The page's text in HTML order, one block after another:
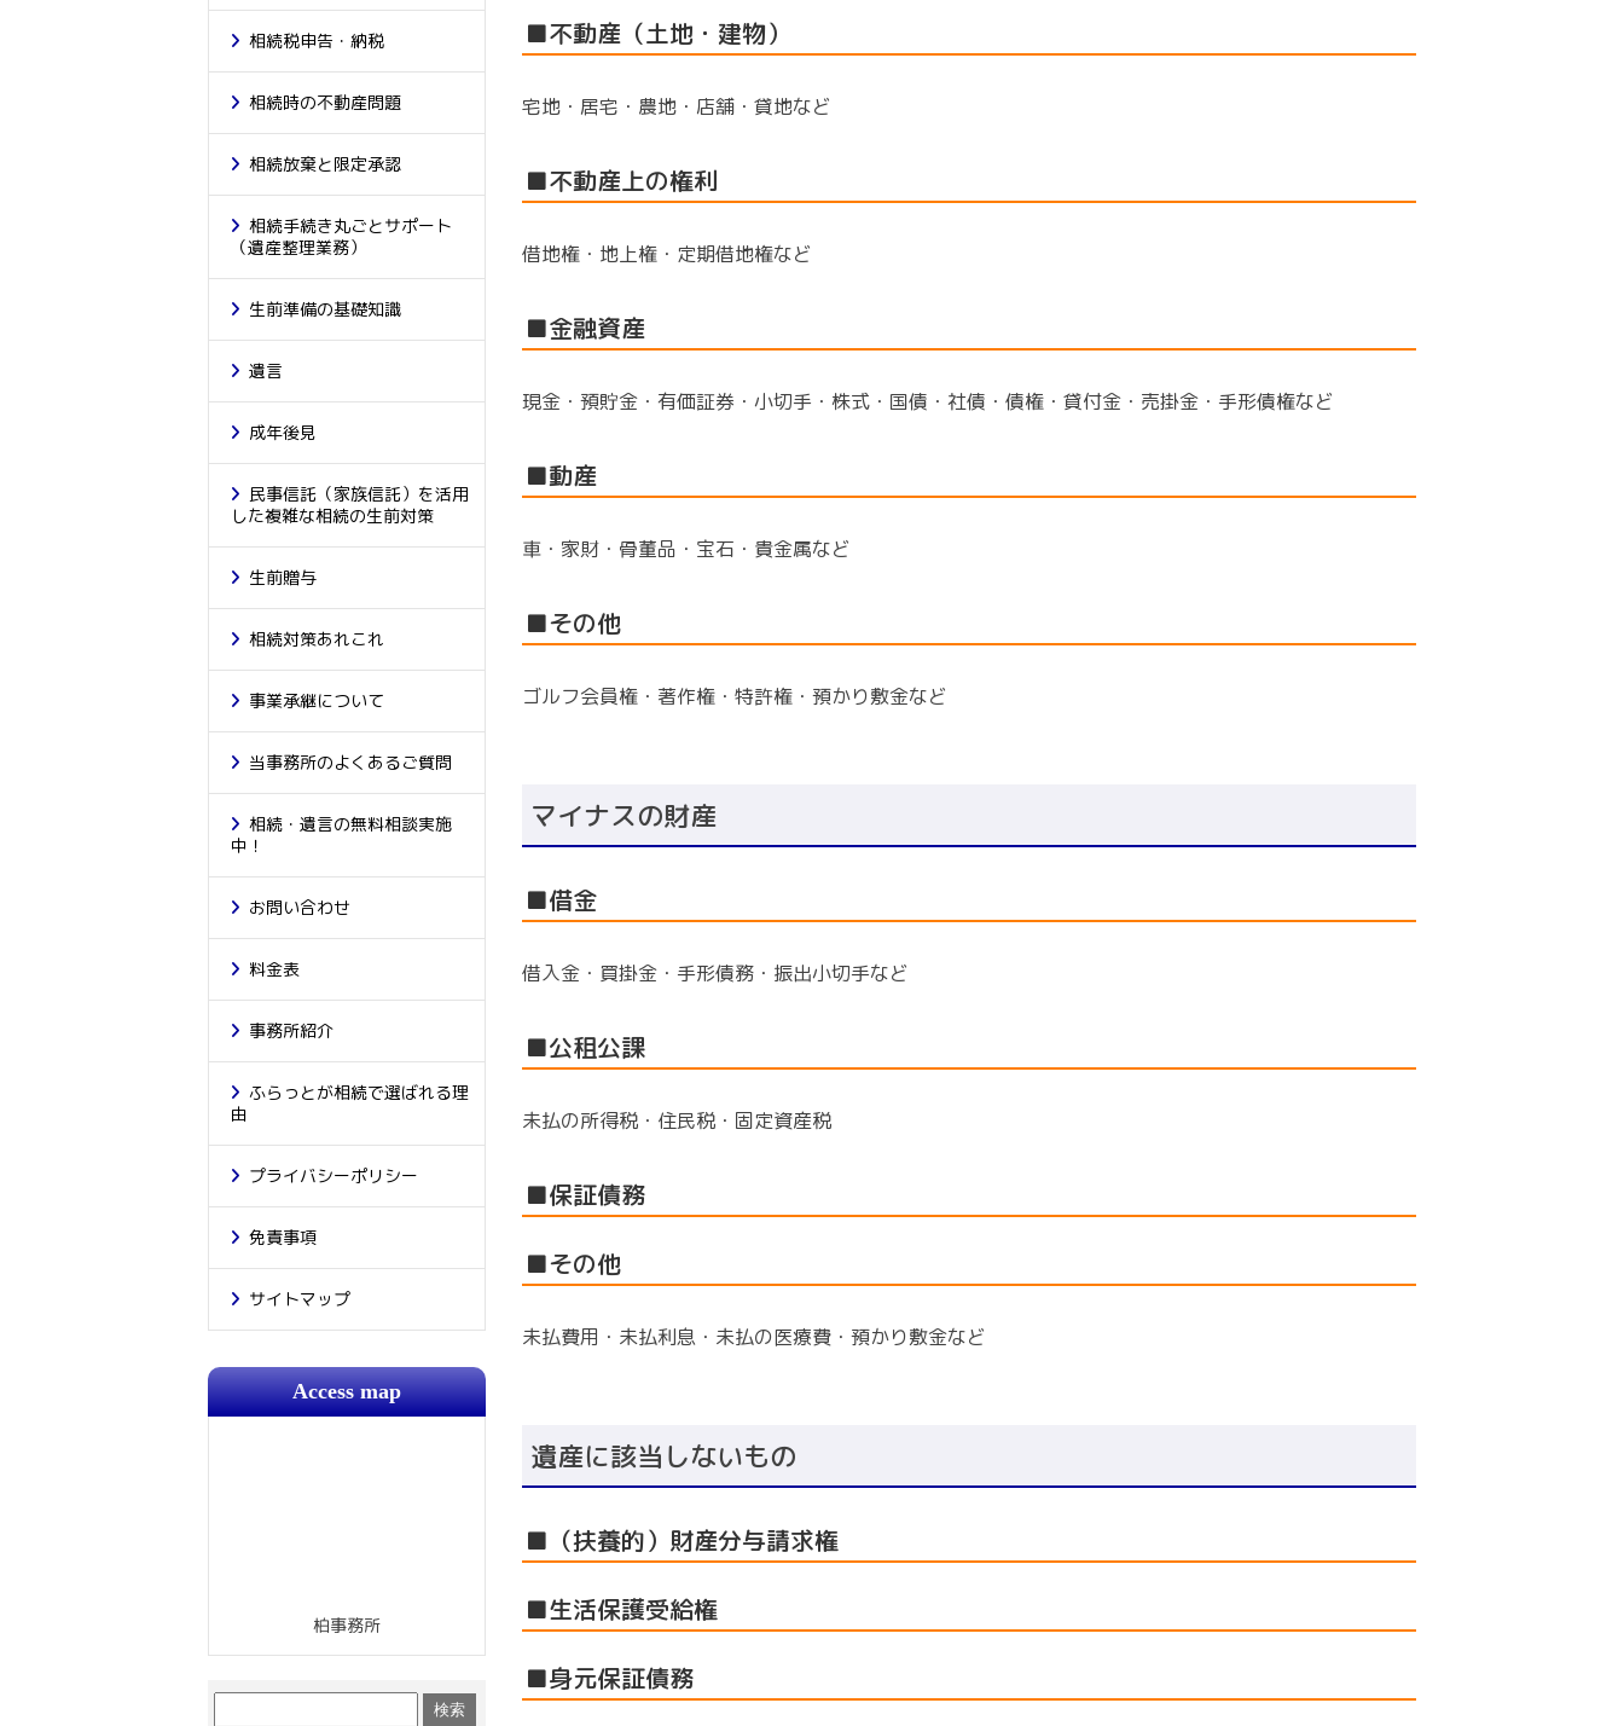
相続税申告・納税
相続時の不動産問題
相続放棄と限定承認
相続手続き丸ごとサポート
（遺産整理業務）
生前準備の基礎知識
遺言
成年後見
民事信託（家族信託）を活用
した複雑な相続の生前対策
生前贈与
相続対策あれこれ
事業承継について
当事務所のよくあるご質問
相続・遺言の無料相談実施
中！
お問い合わせ
料金表
事務所紹介
ふらっとが相続で選ばれる理
由
プライバシーポリシー
免責事項
サイトマップ
Access map
柏事務所
■不動産（土地・建物）
宅地・居宅・農地・店舗・貸地など
■不動産上の権利
借地権・地上権・定期借地権など
■金融資産
現金・預貯金・有価証券・小切手・株式・国債・社債・債権・貸付金・売掛金・手形債権など
■動産
車・家財・骨董品・宝石・貴金属など
■その他
ゴルフ会員権・著作権・特許権・預かり敷金など
マイナスの財産
■借金
借入金・買掛金・手形債務・振出小切手など
■公租公課
未払の所得税・住民税・固定資産税
■保証債務
■その他
未払費用・未払利息・未払の医療費・預かり敷金など
遺産に該当しないもの
■（扶養的）財産分与請求権
■生活保護受給権
■身元保証債務